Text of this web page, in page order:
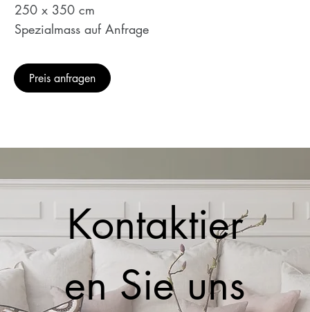
250 x 350 cm
Spezialmass auf Anfrage
Preis anfragen
Kontaktier
en Sie uns